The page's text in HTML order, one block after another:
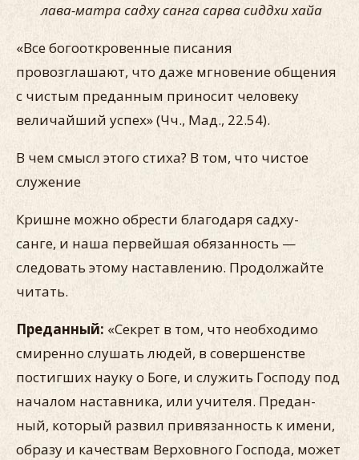
лава-матра садху санга сарва сиддхи хайа
«Все богооткровенные писания
провозглашают, что даже мгновение общения
с чистым преданным приносит человеку
величайший успех» (Чч., Мад., 22.54).
В чем смысл этого стиха? В том, что чистое
служение
Кришне можно обрести благодаря садху-
санге, и наша первей­шая обязанность —
следовать этому наставлению. Продолжай­те
читать.
Преданный: «Секрет в том, что необходимо
смиренно слу­шать людей, в совершенстве
постигших науку о Боге, и слу­жить Господу под
началом наставника, или учителя. Предан­
ный, который развил привязанность к имени,
образу и качест­вам Верховного Господа, может